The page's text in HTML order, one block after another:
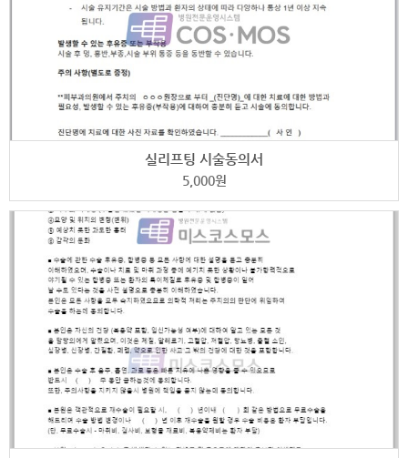
실리프팅 시술동의서
5,000원